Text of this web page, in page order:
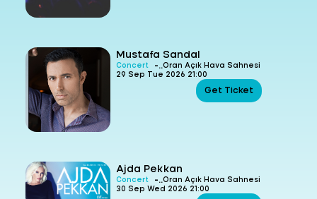
Mustafa Sandal
Concert -Oran Açık Hava Sahnesi
29 Sep Tue 2026 21:00
Get Ticket
Ajda Pekkan
Concert -Oran Açık Hava Sahnesi
30 Sep Wed 2026 21:00